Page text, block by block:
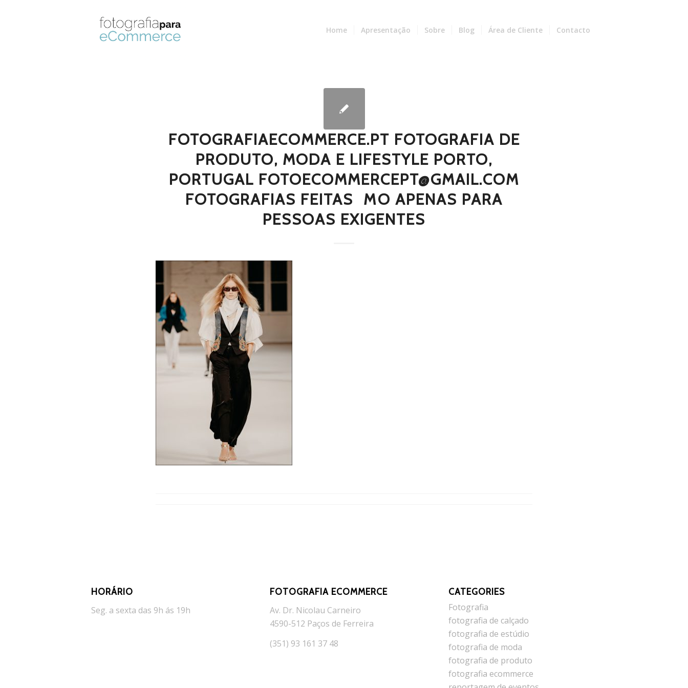
Home Apresentação Sobre Blog Área de Cliente Contacto
FOTOGRAFIAECOMMERCE.PT FOTOGRAFIA DE
PRODUTO, MODA E LIFESTYLE PORTO,
PORTUGAL FOTOECOMMERCEPT@GMAIL.COM
FOTOGRAFIAS FEITAS  MO APENAS PARA
PESSOAS EXIGENTES
HORÁRIO
Seg. a sexta das 9h ás 19h
FOTOGRAFIA ECOMMERCE
Av. Dr. Nicolau Carneiro
4590-512 Paços de Ferreira
(351) 93 161 37 48
CATEGORIES
Fotografia
fotografia de calçado
fotografia de estúdio
fotografia de moda
fotografia de produto
fotografia ecommerce